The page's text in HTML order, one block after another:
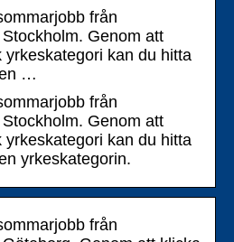
från
Genom att
yrkeskategori kan du hitta
…
från
Genom att
yrkeskategori kan du hitta
yrkeskategorin.
från